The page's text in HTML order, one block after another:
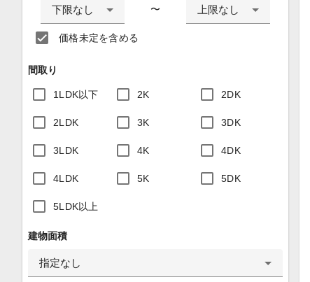
下限なし 〜 上限なし
価格未定を含める
間取り
1LDK以下 2K 2DK
2LDK 3K 3DK
3LDK 4K 4DK
4LDK 5K 5DK
5LDK以上
建物面積
指定なし